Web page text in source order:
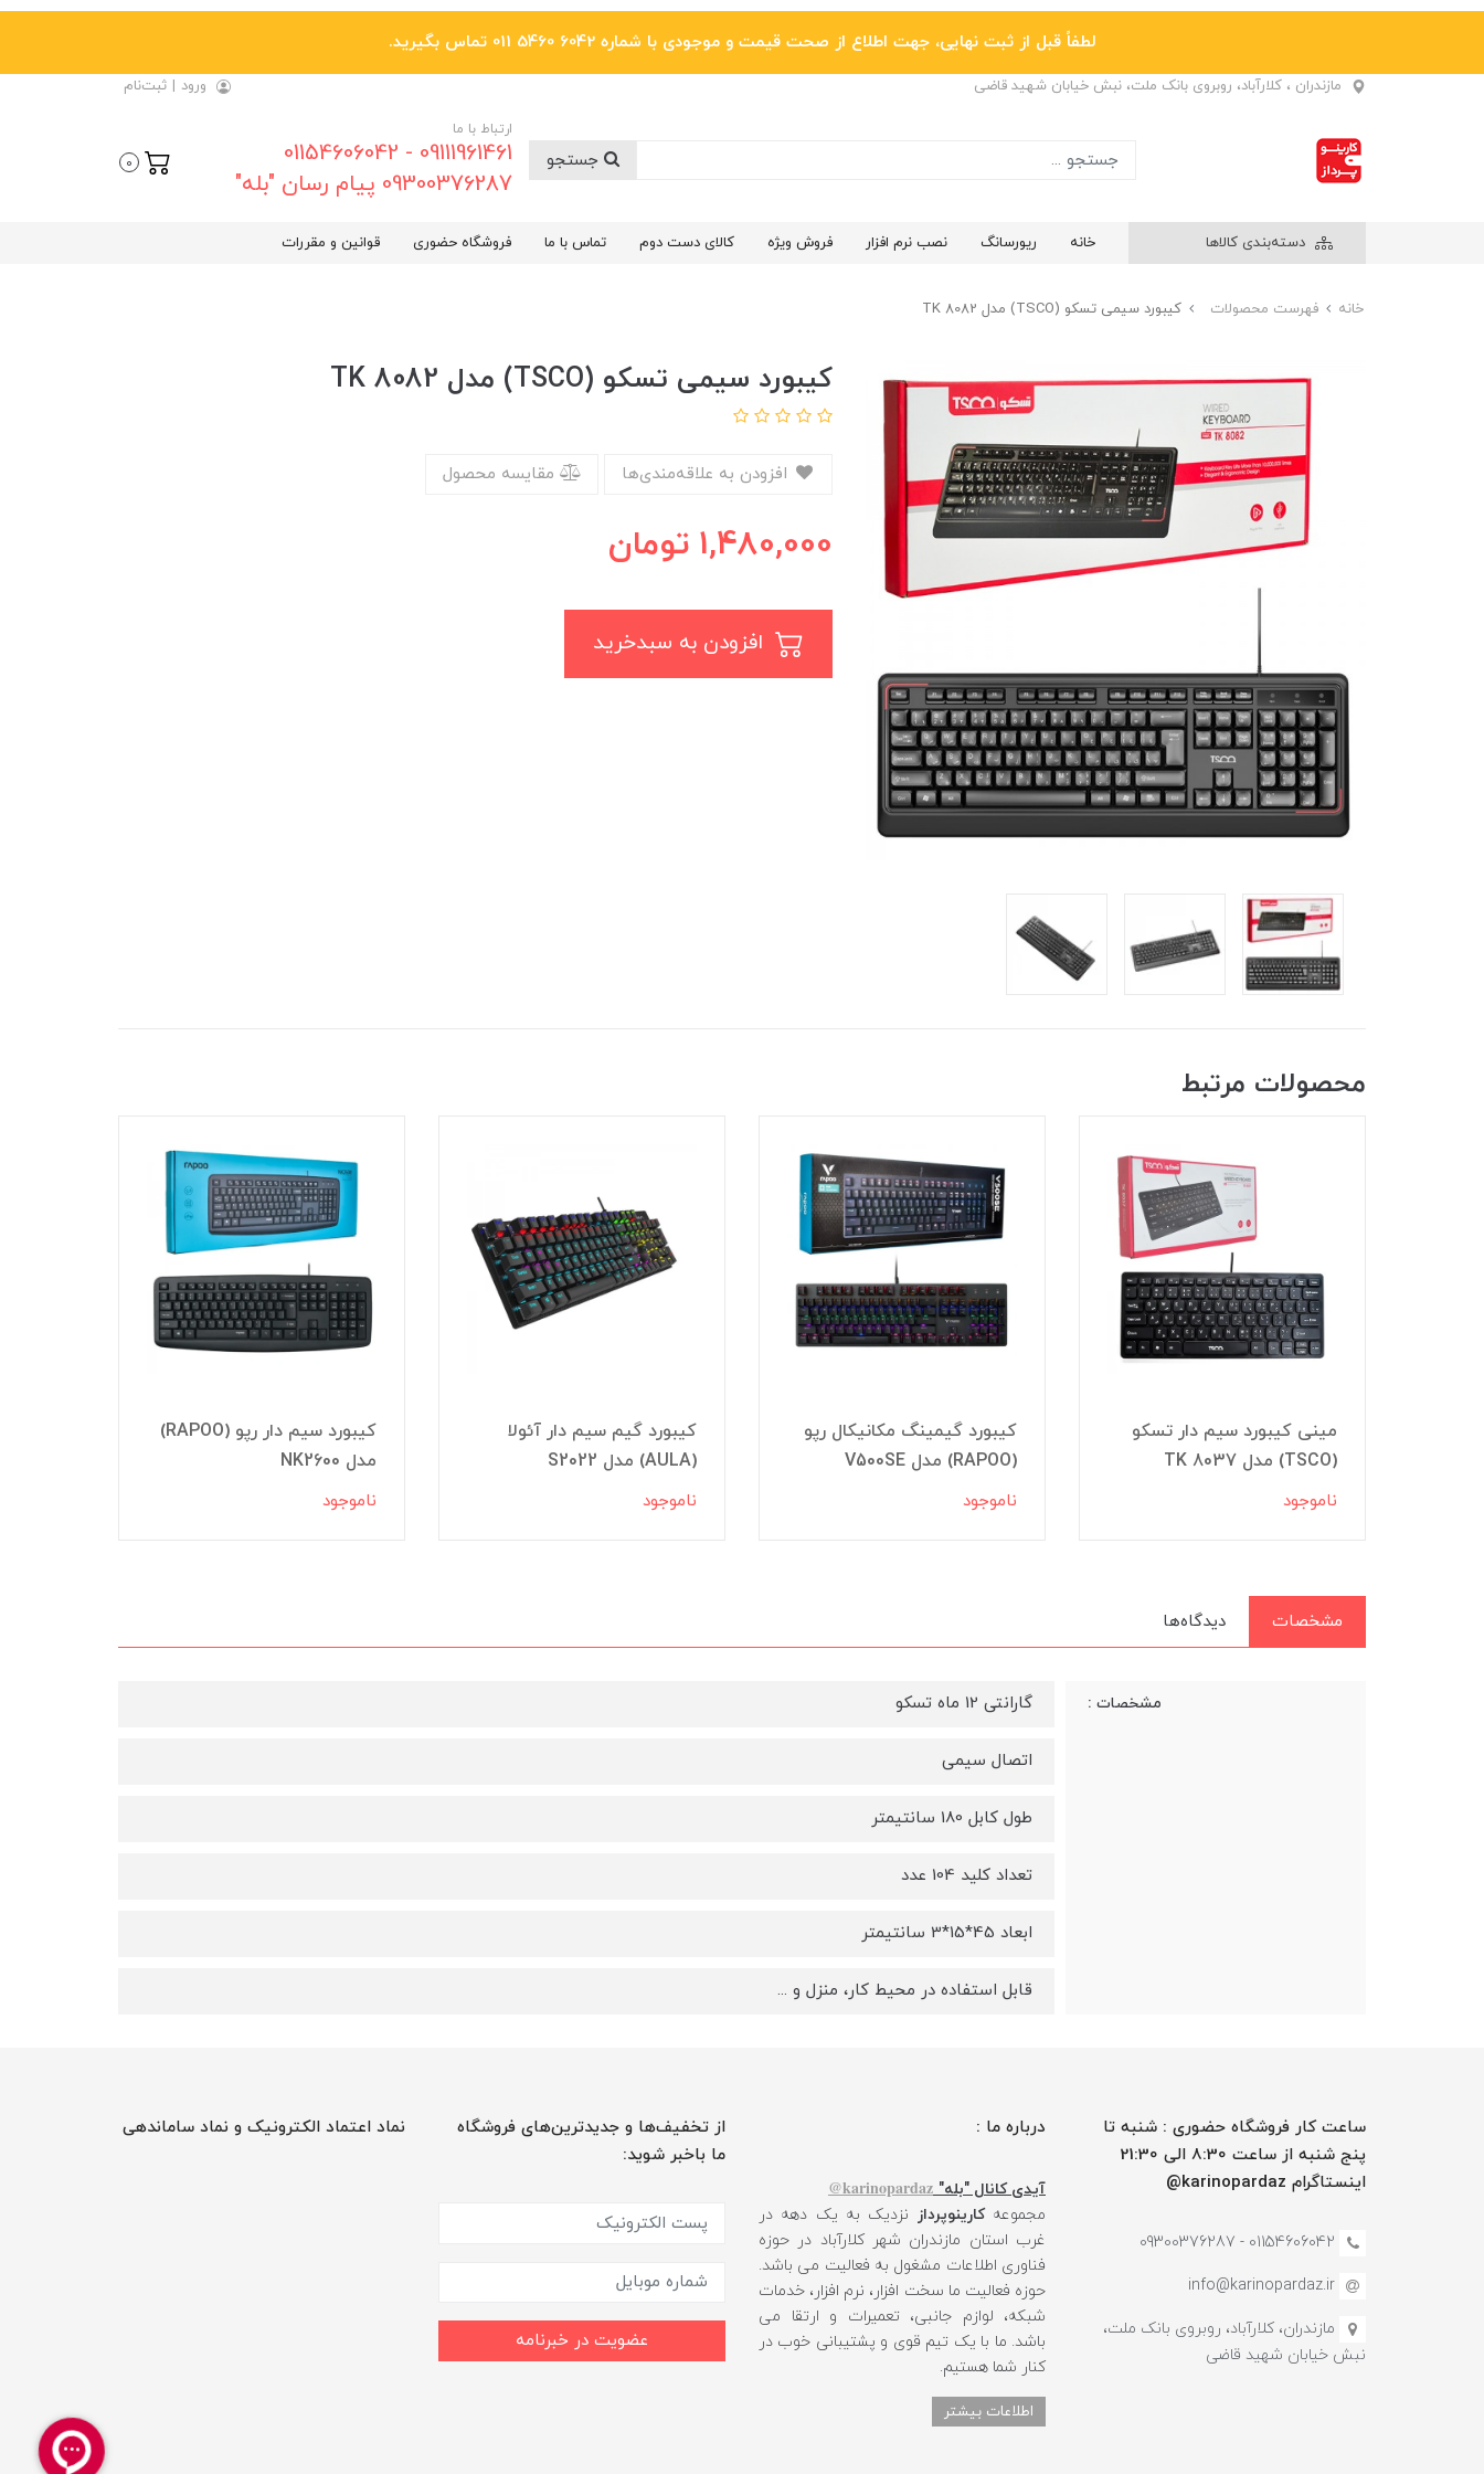
لطفاً قبل از ثبت نهایی، جهت اطلاع از صحت قیمت و موجودی با شماره 6042 5460 011 تماس بگیرید.
مازندران ، کلارآباد، روبروی بانک ملت، نبش خیابان شهید قاضی ورود | ثبت‌نام
ارتباط با ما
09111961461 - 01154606042
09300376287 پیام رسان "بله"
0
دسته‌بندی کالاها خانه ریورسانگ نصب نرم افزار فروش ویژه کالای دست دوم تماس با ما فروشگاه حضوری قوانین و مقررات
خانه فهرست محصولات کیبورد سیمی تسکو (TSCO) مدل TK 8082
کیبورد سیمی تسکو (TSCO) مدل TK 8082
مقایسه محصول
1,480,000 تومان
محصولات مرتبط
کیبورد گیمینگ مکانیکال رپو
(RAPOO) مدل V500SE
ناموجود
کیبورد گیم سیم دار آئولا
(AULA) مدل S2022
ناموجود
مدل NK2600
ناموجود
کیبورد گیم سیم دار آئولا
(AULA) مدل F3287
ناموجود
مشخصات دیدگاه‌ها
مشخصات : گارانتی 12 ماه تسکو
اتصال سیمی
طول کابل 180 سانتیمتر
تعداد کلید 104 عدد
ابعاد 45*15*3 سانتیمتر
قابل استفاده در محیط کار، منزل و ...
ساعت کار فروشگاه حضوری : شنبه تا
پنج شنبه از ساعت 8:30 الی 21:30
اینستاگرام karinopardaz@
01154606042 - 09300376287
info@karinopardaz.ir
مازندران، کلارآباد، روبروی بانک ملت،
نبش خیابان شهید قاضی
درباره ما :
آیدی کانال "بله" karinopardaz@
مجموعهکارینوپرداز نزدیک به یک دهه در
غرب استان مازندران شهر کلارآباد در حوزه
فناوری اطلاعات مشغول به فعالیت می باشد.
حوزه فعالیت ما سخت افزار، نرم افزار، خدمات
شبکه، لوازم جانبی، تعمیرات و ارتقا می
باشد. ما با یک تیم قوی و پشتیبانی خوب در
کنار شما هستیم.
اطلاعات بیشتر
از تخفیف‌ها و جدیدترین‌های فروشگاه
ما باخبر شوید:
عضویت در خبرنامه
نماد اعتماد الکترونیک و نماد ساماندهی